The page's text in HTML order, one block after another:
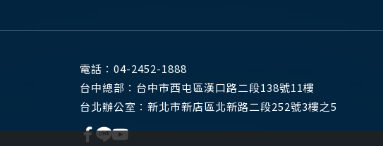
電話： 04-2452-1888
台中總部： 台中市西屯區漢口路二段138號11樓
台北辦公室： 新北市新店區北新路二段252號3樓之5